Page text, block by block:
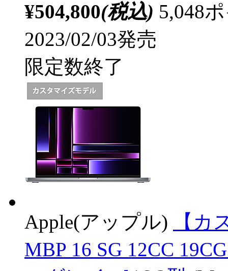
¥504,800(税込) 5,048
2023/02/03発売
限定数終了
Apple(アップル)
【カ
MBP 16 SG 12CC